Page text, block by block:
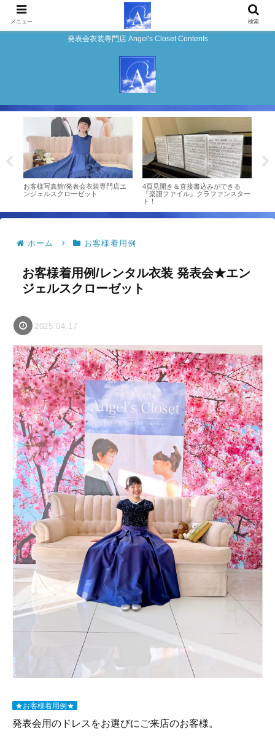
発表会衣装専門店 Angel's Closet Contents
お客様写真館/発表会衣装専門店エ
ンジェルスクローゼット
4頁見開き＆直接書込みができる
『楽譜ファイル』クラファンスター
ト！
ホーム お客様着用例
お客様着用例/レンタル衣装 発表会★エン
ジェルスクローゼット
2025.04.17
★お客様着用例★
発表会用のドレスをお選びにご来店のお客様。
メニュー 検索